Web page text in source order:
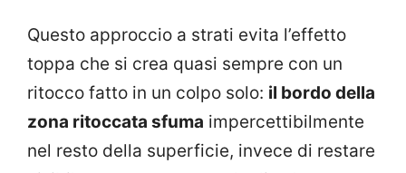
Questo approccio a strati evita l’effetto
toppa che si crea quasi sempre con un
ritocco fatto in un colpo solo: il bordo della
zona ritoccata sfuma impercettibilmente
nel resto della superficie, invece di restare